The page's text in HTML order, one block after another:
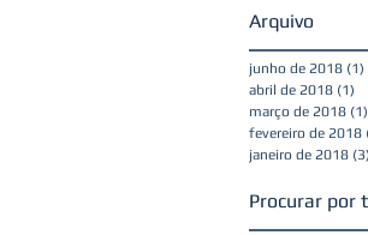
Arquivo
junho de 2018 (1)
abril de 2018 (1)
março de 2018 (1)
fevereiro de 2018
janeiro de 2018 (3)
Procurar por